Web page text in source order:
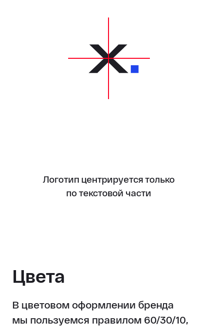
Логотип центрируется только
по текстовой части
Цвета
В цветовом оформлении бренда
мы пользуемся правилом 60/30/10,